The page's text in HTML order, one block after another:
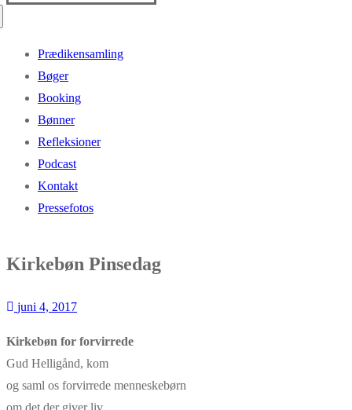
Prædikensamling
Bøger
Booking
Bønner
Refleksioner
Podcast
Kontakt
Pressefotos
Kirkebøn Pinsedag
juni 4, 2017
Kirkebøn for forvirrede
Gud Helligånd, kom
og saml os forvirrede menneskebørn
om det der giver liv